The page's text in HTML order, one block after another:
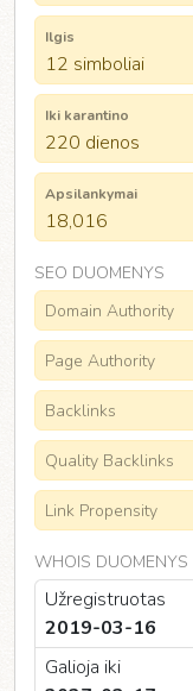
Ilgis
12 simboliai
Iki karantino
220 dienos
Apsilankymai
18,016
SEO DUOMENYS
Domain Authority
Page Authority
Backlinks
Quality Backlinks
Link Propensity
WHOIS DUOMENYS
Užregistruotas
2019-03-16
Galioja iki